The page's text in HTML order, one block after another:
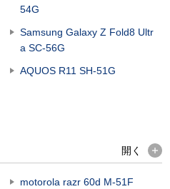
54G
Samsung Galaxy Z Fold8 Ultr
a SC-56G
AQUOS R11 SH-51G
開く
motorola razr 60d M-51F